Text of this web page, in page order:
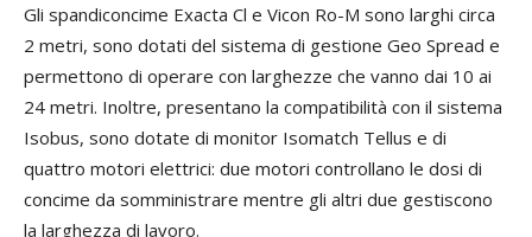
Gli spandiconcime Exacta Cl e Vicon Ro-M sono larghi circa
2 metri, sono dotati del sistema di gestione Geo Spread e
permettono di operare con larghezze che vanno dai 10 ai
24 metri. Inoltre, presentano la compatibilità con il sistema
Isobus, sono dotate di monitor Isomatch Tellus e di
quattro motori elettrici: due motori controllano le dosi di
concime da somministrare mentre gli altri due gestiscono
la larghezza di lavoro.